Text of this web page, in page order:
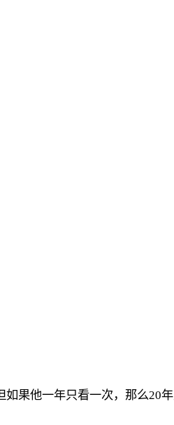
果他一年只看一次，那么20